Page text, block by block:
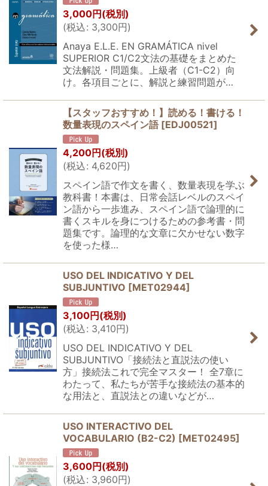
3,000円(税別)
(税込: 3,300円)
Anaya E.L.E. EN GRAMÁTICA nivel
SUPERIOR C1/C2文法の基礎をまとめた
文法解説・問題集。上級者（C1-C2）向
け。各項目ごとに、解説と練習問題が…
【スタッフおすすめ！】読める！書ける！
数量表現のスペイン語 [EDJ00521]
4,200円(税別)
(税込: 4,620円)
スペイン語で作文を書く、数量表現を学ぶ
教科書！本書は、日常会話レベルのスペイ
ン語から一歩進み、スペイン語で論理的に
書くスキルを身につけるための参考書・問
題集です。論理的な文章に欠かせない数字
を使った様…
USO DEL INDICATIVO Y DEL
SUBJUNTIVO [MET02944]
3,100円(税別)
(税込: 3,410円)
USO DEL INDICATIVO Y DEL
SUBJUNTIVO「接続法と直説法の使い
方」接続法これで完全マスター！ 全7章に
わたって、私たちが苦手な接続法の基本的
な用法と、直説法との違いなどが…
USO INTERACTIVO DEL
VOCABULARIO (B2-C2) [MET02495]
3,600円(税別)
(税込: 3,960円)